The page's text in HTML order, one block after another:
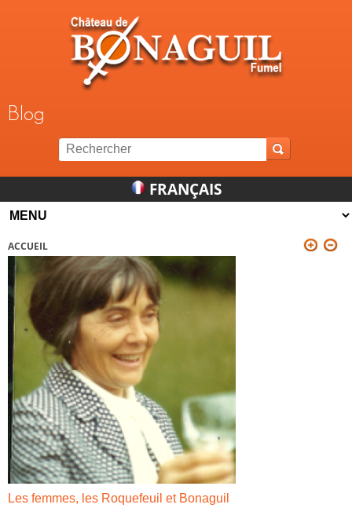
Blog
FRANÇAIS
VOUS ÊTES ICI
ACCUEIL
Les femmes, les Roquefeuil et Bonaguil